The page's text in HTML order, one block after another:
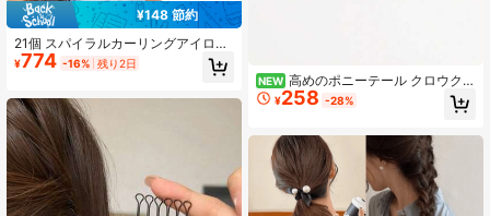
¥148 節約
21個 スパイラルカーリングアイロン
ヘアサロン プロフェッショナルツー
ル 熱を使わないカーリングアイロン
ヘア、ヘアアクセサリー
¥774 -16% 残り2日
NEW 高めのポニーテール クロウクリ
ップ 固定ツール 小型クロウクリップ
DIYジュエリーアクセサリー 茶黒カ
前髪とサイドヘアアクセサリー用ヘ
アクリップ
¥258 -28%